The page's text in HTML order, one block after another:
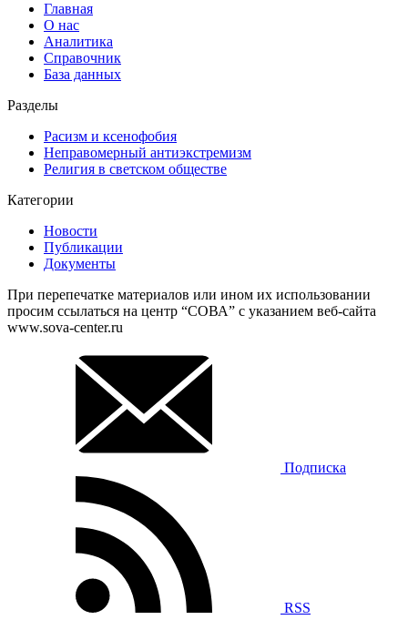
Главная
О нас
Аналитика
Справочник
База данных
Разделы
Расизм и ксенофобия
Неправомерный антиэкстремизм
Религия в светском обществе
Категории
Новости
Публикации
Документы
При перепечатке материалов или ином их использовании
просим ссылаться на центр “СОВА” с указанием веб-сайта
www.sova-center.ru
Подписка
RSS